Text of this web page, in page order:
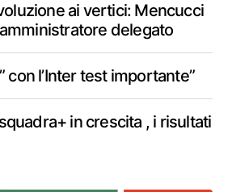
ai vertici: Mencucci
delegato
con l’Inter test importante”
in crescita , i risultati